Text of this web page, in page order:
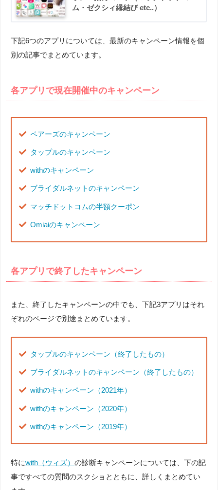
ム・ゼクシィ縁結び etc..）
下記6つのアプリについては、最新のキャンペーン情報を個
別の記事でまとめています。
各アプリで現在開催中のキャンペーン
ペアーズのキャンペーン
タップルのキャンペーン
withのキャンペーン
ブライダルネットのキャンペーン
マッチドットコムの半額クーポン
Omiaiのキャンペーン
各アプリで終了したキャンペーン
また、終了したキャンペーンの中でも、下記3アプリはそれ
ぞれのページで別途まとめています。
タップルのキャンペーン（終了したもの）
ブライダルネットのキャンペーン（終了したもの）
withのキャンペーン（2021年）
withのキャンペーン（2020年）
withのキャンペーン（2019年）
特にwith（ウィズ）の診断キャンペーンについては、下の記
事ですべての質問のスクショとともに、詳しくまとめてい